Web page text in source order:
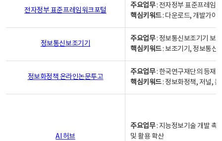
전자정부 표준프레임워크포털
주요업무: 전자정부 표준프레임
핵심키워드: 다운로드, 개발가이
정보통신보조기기
주요업무: 정보통신보조기기 보
핵심키워드: 보조기기, 정보통신
정보화정책 온라인논문투고
주요업무: 한국연구재단의 등재
핵심키워드: 정보화정책, 저널,
AI 허브
주요업무: 지능정보기술 개발 촉
및 활용 확산